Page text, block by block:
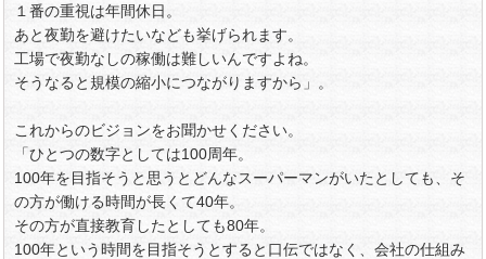
１番の重視は年間休日。
あと夜勤を避けたいなども挙げられます。
工場で夜勤なしの稼働は難しいんですよね。
そうなると規模の縮小につながりますから」。
これからのビジョンをお聞かせください。
「ひとつの数字としては100周年。
100年を目指そうと思うとどんなスーパーマンがいたとしても、そ
の方が働ける時間が長くて40年。
その方が直接教育したとしても80年。
100年という時間を目指そうとすると口伝ではなく、会社の仕組み